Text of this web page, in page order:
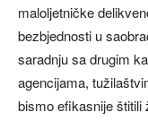
maloljetničke
bezbjednosti u
saradnju sa drugim
agencijama,
bismo efikasnije štitili